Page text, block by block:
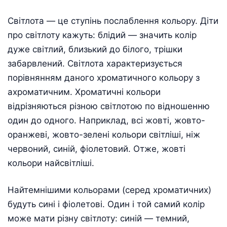
Світлота — це ступінь послаблення кольору. Діти
про світлоту кажуть: блідий — значить колір
дуже світлий, близький до білого, трішки
забарвлений. Світлота характеризується
порівнянням даного хроматичного кольору з
ахроматичним. Хроматичні кольори
відрізняються різною світлотою по відношенню
один до одного. Наприклад, всі жовті, жовто-
оранжеві, жовто-зелені кольори світліші, ніж
червоний, синій, фіолетовий. Отже, жовті
кольори найсвітліші.
Найтемнішими кольорами (серед хроматичних)
будуть сині і фіолетові. Один і той самий колір
може мати різну світлоту: синій — темний,